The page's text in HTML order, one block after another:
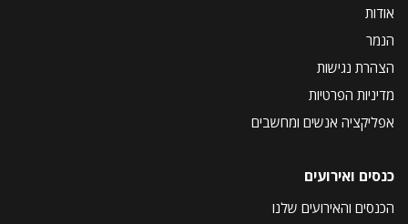
אודות
הנמר
הצהרת נגישות
מדיניות הפרטיות
אפליקציה אנשים ומחשבים
כנסים ואירועים
הכנסים והאירועים שלנו